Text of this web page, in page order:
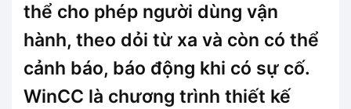
thể cho phép người dùng vận
hành, theo dỏi từ xa và còn có thể
cảnh báo, báo động khi có sự cố.
WinCC là chương trình thiết kế